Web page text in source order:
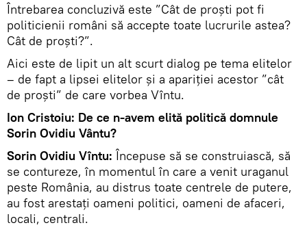
Întrebarea concluzivă este ”Cât de proști pot fi
politicienii români să accepte toate lucrurile astea?
Cât de proști?”.
Aici este de lipit un alt scurt dialog pe tema elitelor
– de fapt a lipsei elitelor și a apariției acestor ”cât
de proști” de care vorbea Vîntu.
Ion Cristoiu: De ce n-avem elită politică domnule
Sorin Ovidiu Vântu?
Sorin Ovidiu Vîntu: Începuse să se construiască, să
se contureze, în momentul în care a venit uraganul
peste România, au distrus toate centrele de putere,
au fost arestați oameni politici, oameni de afaceri,
locali, centrali.